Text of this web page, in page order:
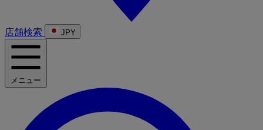
店舗検索 JPY
メニュー